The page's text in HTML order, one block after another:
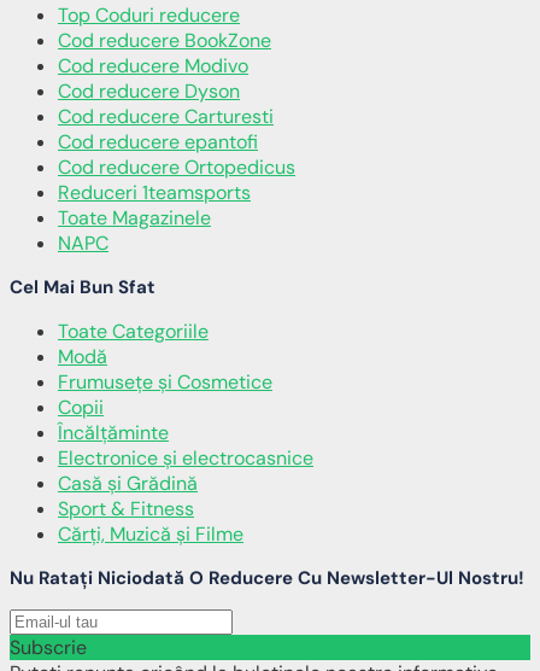
Top Coduri reducere
Cod reducere BookZone
Cod reducere Modivo
Cod reducere Dyson
Cod reducere Carturesti
Cod reducere epantofi
Cod reducere Ortopedicus
Reduceri 1teamsports
Toate Magazinele
NAPC
Cel Mai Bun Sfat
Toate Categoriile
Modă
Frumusețe și Cosmetice
Copii
Încălţăminte
Electronice și electrocasnice
Casă și Grădină
Sport & Fitness
Cărți, Muzică și Filme
Nu Ratați Niciodată O Reducere Cu Newsletter-Ul Nostru!
Subscrie